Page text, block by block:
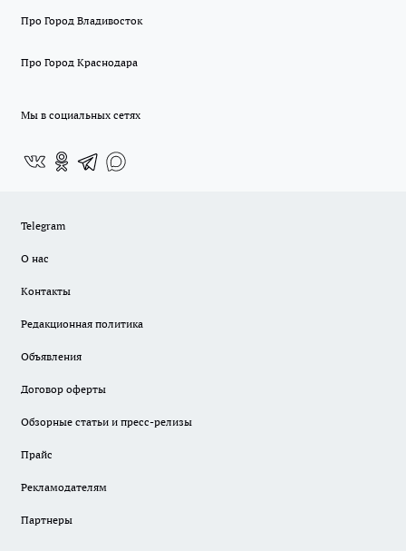
Про Город Владивосток
Про Город Краснодара
Мы в социальных сетях
Telegram
О нас
Контакты
Редакционная политика
Объявления
Договор оферты
Обзорные статьи и пресс-релизы
Прайс
Рекламодателям
Партнеры